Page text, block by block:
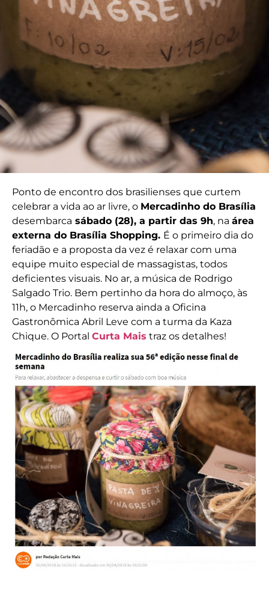
Ponto de encontro dos brasilienses que curtem
celebrar a vida ao ar livre, o Mercadinho do Brasília
desembarca sábado (28), a partir das 9h, na área
externa do Brasília Shopping. É o primeiro dia do
feriadão e a proposta da vez é relaxar com uma
equipe muito especial de massagistas, todos
deficientes visuais. No ar, a música de Rodrigo
Salgado Trio. Bem pertinho da hora do almoço, às
11h, o Mercadinho reserva ainda a Oficina
Gastronômica Abril Leve com a turma da Kaza
Chique. O Portal Curta Mais traz os detalhes!